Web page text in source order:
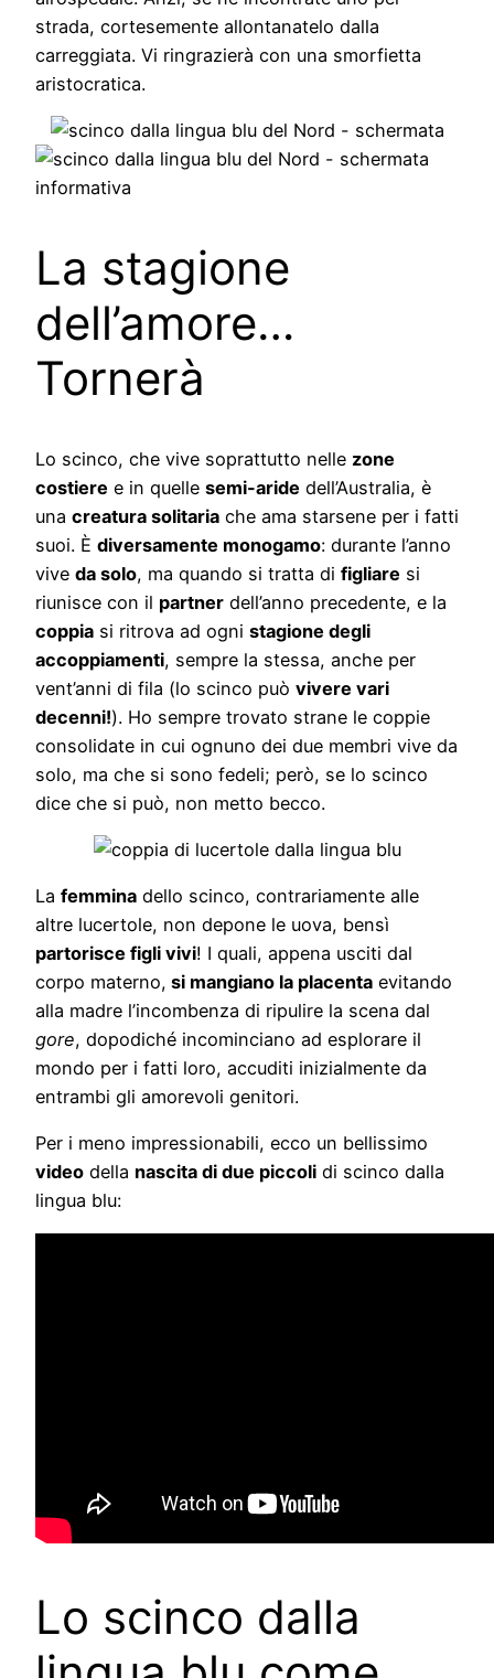
strada, cortesemente allontanatelo dalla
carreggiata. Vi ringrazierà con una smorfietta
aristocratica.
La stagione
dell’amore…
Tornerà
Lo scinco, che vive soprattutto nelle zone
costiere e in quelle semi-aride dell’Australia, è
una creatura solitaria che ama starsene per i fatti
suoi. È diversamente monogamo: durante l’anno
vive da solo, ma quando si tratta di figliare si
riunisce con il partner dell’anno precedente, e la
coppia si ritrova ad ogni stagione degli
accoppiamenti, sempre la stessa, anche per
vent’anni di fila (lo scinco può vivere vari
decenni!). Ho sempre trovato strane le coppie
consolidate in cui ognuno dei due membri vive da
solo, ma che si sono fedeli; però, se lo scinco
dice che si può, non metto becco.
La femmina dello scinco, contrariamente alle
altre lucertole, non depone le uova, bensì
partorisce figli vivi! I quali, appena usciti dal
corpo materno, si mangiano la placenta evitando
alla madre l’incombenza di ripulire la scena dal
gore, dopodiché incominciano ad esplorare il
mondo per i fatti loro, accuditi inizialmente da
entrambi gli amorevoli genitori.
Per i meno impressionabili, ecco un bellissimo
video della nascita di due piccoli di scinco dalla
lingua blu:
Lo scinco dalla